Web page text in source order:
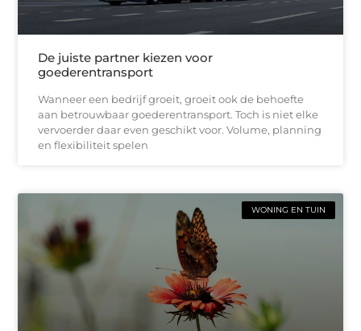
De juiste partner kiezen voor
goederentransport
Wanneer een bedrijf groeit, groeit ook de behoefte
aan betrouwbaar goederentransport. Toch is niet elke
vervoerder daar even geschikt voor. Volume, planning
en flexibiliteit spelen
WONING EN TUIN